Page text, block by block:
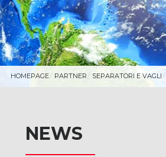
HOMEPAGE PARTNER SEPARATORI E VAGLI
NEWS